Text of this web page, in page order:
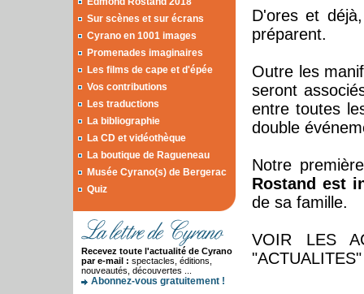
Sur scènes et sur écrans
Cyrano en 1001 images
Promenades imaginaires
Les films de cape et d'épée
Vos contributions
Les traductions
La bibliographie
La CD et vidéothèque
La boutique de Ragueneau
Musée Cyrano(s) de Bergerac
Quiz
Recevez toute l'actualité de Cyrano
par e-mail : spectacles, éditions,
nouveautés, découvertes ...
Abonnez-vous gratuitement !
D'ores et
préparent.
Outre les
seront
entre toutes
double
Notre
Rostand est
de sa famille.
VOIR LES
"ACTUALITES"